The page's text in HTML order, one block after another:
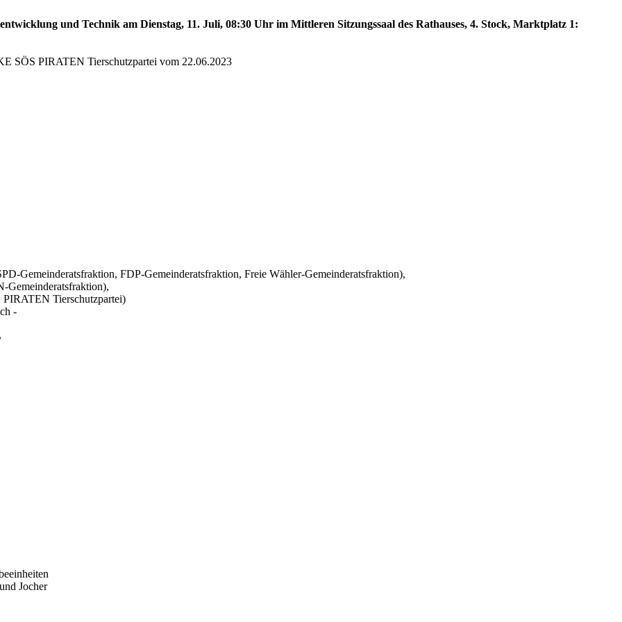
und Technik am Dienstag, 11. Juli, 08:30 Uhr im Mittleren Sitzungssaal des Rathauses, 4. Stock, Marktplatz 1:
SÖS PIRATEN Tierschutzpartei vom 22.06.2023
Gemeinderatsfraktion, FDP-Gemeinderatsfraktion, Freie Wähler-Gemeinderatsfraktion),
Tierschutzpartei)
-
Jocher